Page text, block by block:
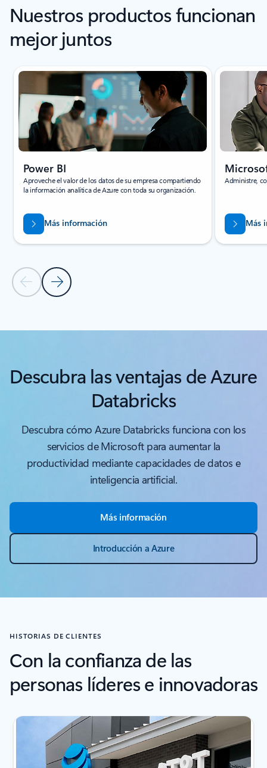
Nuestros productos funcionan
mejor juntos
Diapositiva anterior
Diapositiva siguiente
Power BI
Aproveche el valor de los datos de su empresa compartiendo
la información analítica de Azure con toda su organización.
Más información
Administre,
Más
Volver a la sección Recursos
Descubra las ventajas de Azure
Databricks
Descubra cómo Azure Databricks funciona con los
servicios de Microsoft para aumentar la
productividad mediante capacidades de datos e
inteligencia artificial.
Más información
Introducción a Azure
HISTORIAS DE CLIENTES
Con la confianza de las
personas líderes e innovadoras
Mostrando diapositiva 1 de 4